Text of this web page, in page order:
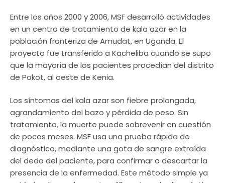
Entre los años 2000 y 2006, MSF desarrolló actividades
en un centro de tratamiento de kala azar en la
población fronteriza de Amudat, en Uganda. El
proyecto fue transferido a Kacheliba cuando se supo
que la mayoría de los pacientes procedían del distrito
de Pokot, al oeste de Kenia.
Los síntomas del kala azar son fiebre prolongada,
agrandamiento del bazo y pérdida de peso. Sin
tratamiento, la muerte puede sobrevenir en cuestión
de pocos meses. MSF usa una prueba rápida de
diagnóstico, mediante una gota de sangre extraída
del dedo del paciente, para confirmar o descartar la
presencia de la enfermedad. Este método simple ya